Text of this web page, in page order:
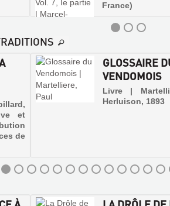
France)
GLOSSAIRE
VENDOMOIS
Livre |
Herluison, 1893
et
de